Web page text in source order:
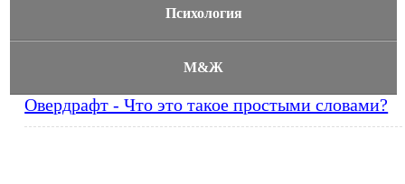
Психология
М&Ж
Овердрафт - Что это такое простыми словами?